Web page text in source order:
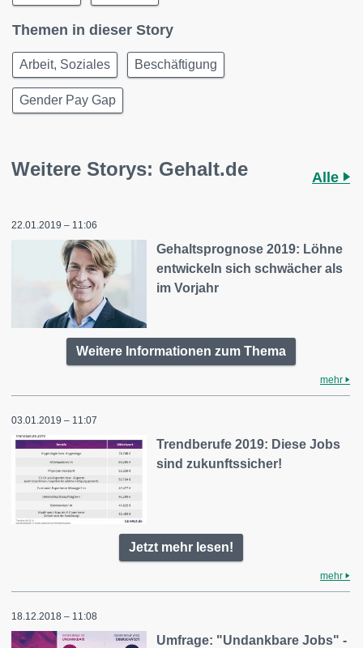
Themen in dieser Story
Arbeit, Soziales Beschäftigung
Gender Pay Gap
Weitere Storys: Gehalt.de Alle
22.01.2019 – 11:06
Gehaltsprognose 2019: Löhne
entwickeln sich schwächer als
im Vorjahr
Weitere Informationen zum Thema
mehr
03.01.2019 – 11:07
Trendberufe 2019: Diese Jobs
sind zukunftssicher!
Jetzt mehr lesen!
mehr
18.12.2018 – 11:08
Umfrage: "Undankbare Jobs" -